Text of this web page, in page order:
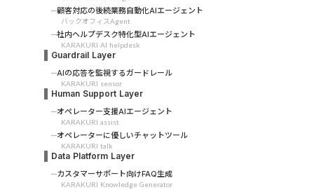
顧客対応の後続業務自動化AIエージェント
バックオフィスAgent
社内ヘルプデスク特化型AIエージェント
KARAKURI AI helpdesk
Guardrail Layer
AIの応答を監視するガードレール
KARAKURI sensor
Human Support Layer
オペレーター支援AIエージェント
KARAKURI assist
オペレーターに優しいチャットツール
KARAKURI talk
Data Platform Layer
カスタマーサポート向けFAQ生成
KARAKURI Knowledge Generator